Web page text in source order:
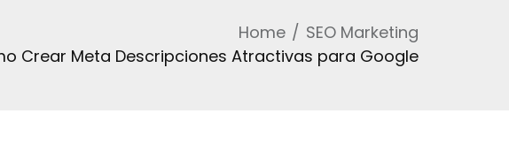
Home
SEO Marketing
Crear Meta Descripciones Atractivas para Google